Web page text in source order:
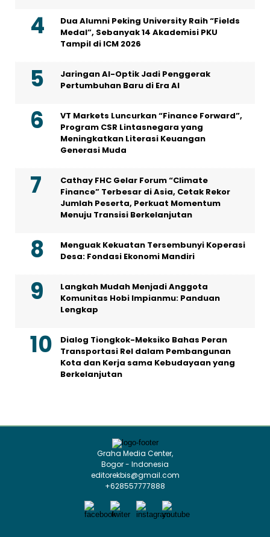
Dua Alumni Peking University Raih “Fields
Medal”, Sebanyak 14 Akademisi PKU
Tampil di ICM 2026
Jaringan AI-Optik Jadi Penggerak
Pertumbuhan Baru di Era AI
VT Markets Luncurkan “Finance Forward”,
Program CSR Lintasnegara yang
Meningkatkan Literasi Keuangan
Generasi Muda
Cathay FHC Gelar Forum “Climate
Finance” Terbesar di Asia, Cetak Rekor
Jumlah Peserta, Perkuat Momentum
Menuju Transisi Berkelanjutan
Menguak Kekuatan Tersembunyi Koperasi
Desa: Fondasi Ekonomi Mandiri
Langkah Mudah Menjadi Anggota
Komunitas Hobi Impianmu: Panduan
Lengkap
Dialog Tiongkok-Meksiko Bahas Peran
Transportasi Rel dalam Pembangunan
Kota dan Kerja sama Kebudayaan yang
Berkelanjutan
Graha Media Center,
Bogor - Indonesia
editorekbis@gmail.com
+628557777888